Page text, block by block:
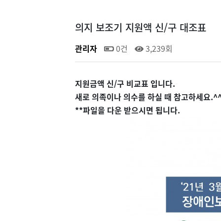
의지 보조기 지원액 신/구 대조표
관리자 0건 3,239회
지원금액 신/구 비교표 입니다.
새로 의족이나 의수를 하실 때 참고하세요
**파일을 다운 받으시면 됩니다.